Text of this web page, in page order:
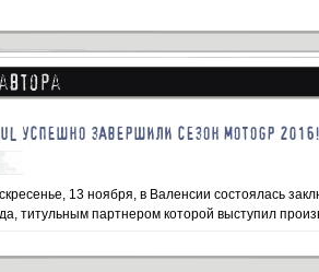
УСПЕШНО ЗАВЕРШИЛИ СЕЗОН MOTOGP 2016!
13 ноября, в Валенсии состоялась
титульным партнером которой выступил